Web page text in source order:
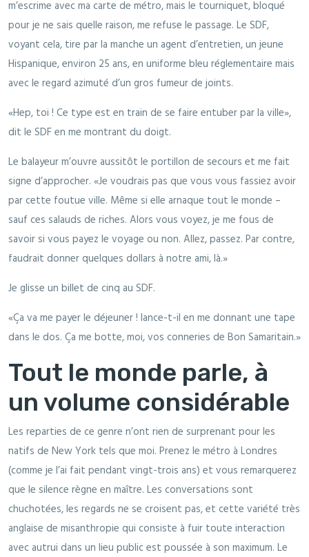
m’escrime avec ma carte de métro, mais le tourniquet, bloqué
pour je ne sais quelle raison, me refuse le passage. Le SDF,
voyant cela, tire par la manche un agent d’entretien, un jeune
Hispanique, environ 25 ans, en uniforme bleu réglementaire mais
avec le regard azimuté d’un gros fumeur de joints.
«Hep, toi ! Ce type est en train de se faire entuber par la ville»,
dit le SDF en me montrant du doigt.
Le balayeur m’ouvre aussitôt le portillon de secours et me fait
signe d’approcher. «Je voudrais pas que vous vous fassiez avoir
par cette foutue ville. Même si elle arnaque tout le monde –
sauf ces salauds de riches. Alors vous voyez, je me fous de
savoir si vous payez le voyage ou non. Allez, passez. Par contre,
faudrait donner quelques dollars à notre ami, là.»
Je glisse un billet de cinq au SDF.
«Ça va me payer le déjeuner ! lance-t-il en me donnant une tape
dans le dos. Ça me botte, moi, vos conneries de Bon Samaritain.»
Tout le monde parle, à
un volume considérable
Les reparties de ce genre n’ont rien de surprenant pour les
natifs de New York tels que moi. Prenez le métro à Londres
(comme je l’ai fait pendant vingt-trois ans) et vous remarquerez
que le silence règne en maître. Les conversations sont
chuchotées, les regards ne se croisent pas, et cette variété très
anglaise de misanthropie qui consiste à fuir toute interaction
avec autrui dans un lieu public est poussée à son maximum. Le